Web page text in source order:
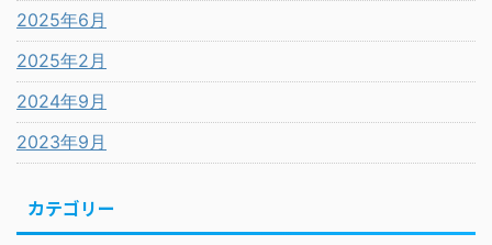
2025年6月
2025年2月
2024年9月
2023年9月
カテゴリー